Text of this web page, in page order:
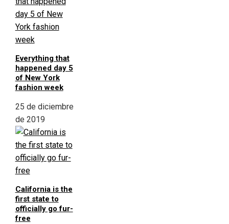
Everything that
happened day 5
of New York
fashion week
25 de diciembre
de 2019
California is the
first state to
officially go fur-
free